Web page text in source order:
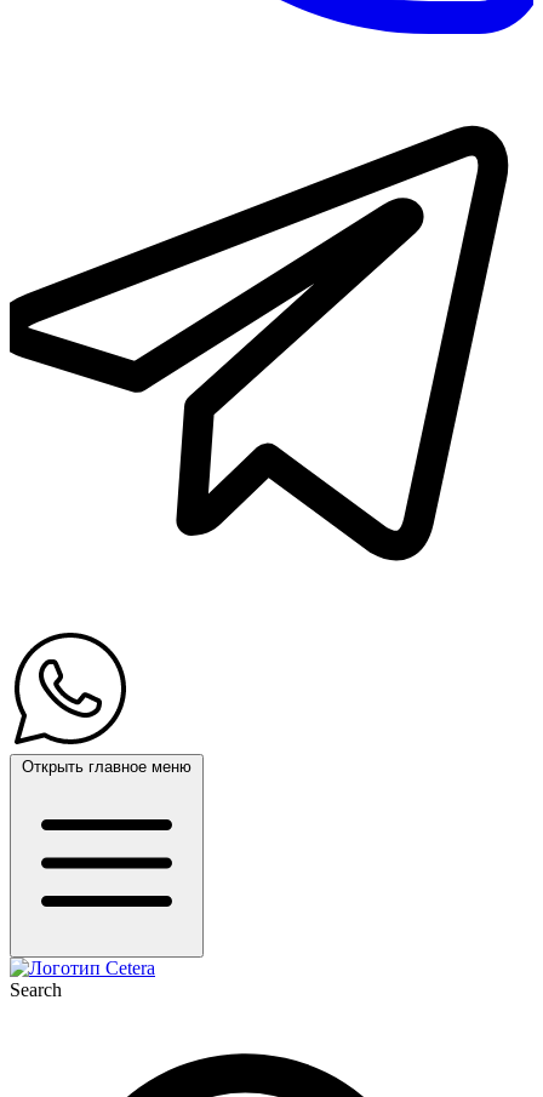
Открыть главное меню
Search